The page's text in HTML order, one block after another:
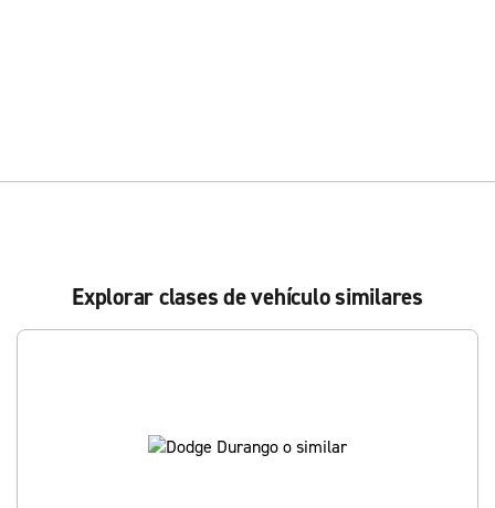
Explorar clases de vehículo similares